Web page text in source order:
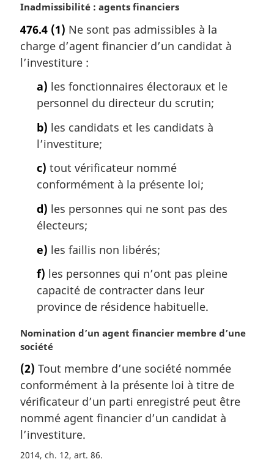
a
e
:
N
t
e
m
Inadmissibilité : agents financiers
476.4 (1) Ne sont pas admissibles à la
charge d’agent financier d’un candidat à
l’investiture :
a) les fonctionnaires électoraux et le
personnel du directeur du scrutin;
b) les candidats et les candidats à
l’investiture;
c) tout vérificateur nommé
conformément à la présente loi;
d) les personnes qui ne sont pas des
électeurs;
e) les faillis non libérés;
f) les personnes qui n’ont pas pleine
capacité de contracter dans leur
province de résidence habituelle.
N
o
e
m
a
r
i
n
Nomination d’un agent financier membre d’une
société
(2) Tout membre d’une société nommée
conformément à la présente loi à titre de
vérificateur d’un parti enregistré peut être
nommé agent financier d’un candidat à
l’investiture.
2014, ch. 12, art. 86